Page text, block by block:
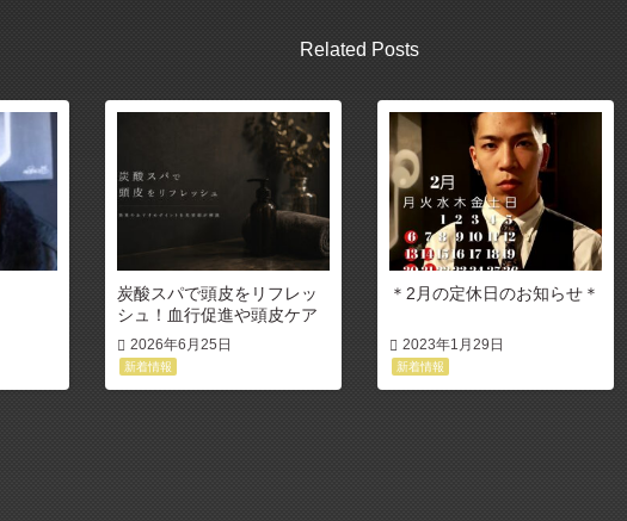
Related Posts
炭酸スパで頭皮をリフレッ
シュ！血行促進や頭皮ケア
の効果を解説
2026年6月25日
新着情報
＊2月の定休日のお知らせ＊
2023年1月29日
新着情報